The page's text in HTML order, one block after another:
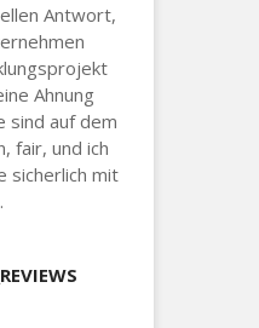
Antwort,
Ahnung
sind auf dem
fair, und ich
sicherlich mit